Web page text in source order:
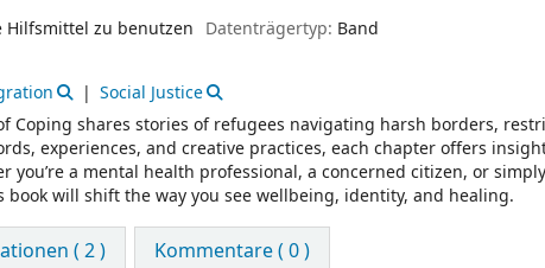
Hilfsmittel zu benutzen Datenträgertyp: Band
Social Justice
Coping shares stories of refugees navigating harsh borders,
experiences, and creative practices, each chapter offers
you’re a mental health professional, a concerned citizen, or
will shift the way you see wellbeing, identity, and healing.
( 2 ) Kommentare ( 0 )